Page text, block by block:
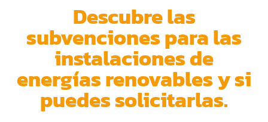
Descubre las
subvenciones para las
instalaciones de
energías renovables y si
puedes solicitarlas.